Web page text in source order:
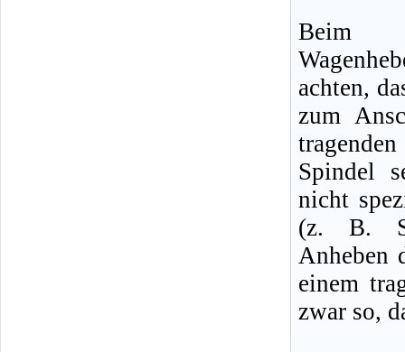
Beim
achten,
zum
Spindel
nicht
(z. B.
Anheben
einem
zwar so,